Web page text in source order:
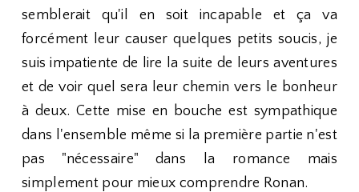
semblerait qu'il en soit incapable et ça va
forcément leur causer quelques petits soucis, je
suis impatiente de lire la suite de leurs aventures
et de voir quel sera leur chemin vers le bonheur
à deux. Cette mise en bouche est sympathique
dans l'ensemble même si la première partie n'est
pas "nécessaire" dans la romance mais
simplement pour mieux comprendre Ronan.